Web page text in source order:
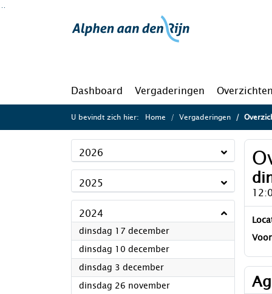
Ga naar de inhoud van deze pagina
Dashboard Vergaderingen
U bevindt zich hier: Home Vergaderingen
2026
2025
2024
dinsdag 17 december2024
dinsdag 10 december2024
dinsdag 3 december2024
dinsdag 26 november2024